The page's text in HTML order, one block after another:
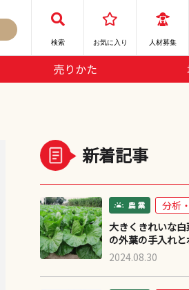
検索 お気に⼊り 人材募集
売りかた
新着記事
分析
大きくきれいな
の外葉の手入れと
2024.08.30